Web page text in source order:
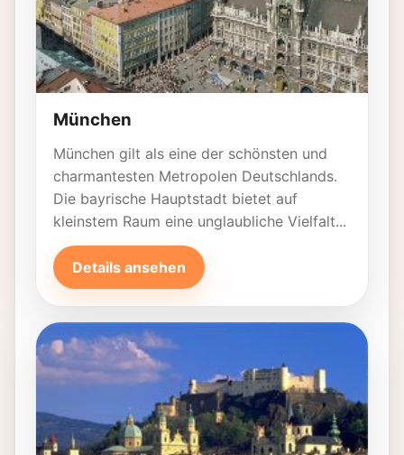
München
München gilt als eine der schönsten und
charmantesten Metropolen Deutschlands.
Die bayrische Hauptstadt bietet auf
kleinstem Raum eine unglaubliche Vielfalt...
Details ansehen